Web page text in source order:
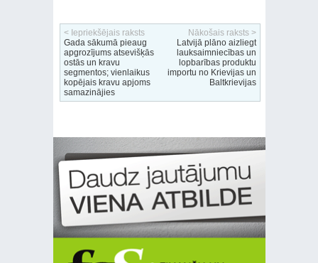
< Iepriekšējais raksts
Gada sākumā pieaug
apgrozījums atsevišķās
ostās un kravu
segmentos; vienlaikus
kopējais kravu apjoms
samazinājies
Nākošais raksts >
Latvijā plāno aizliegt
lauksaimniecības un
lopbarības produktu
importu no Krievijas un
Baltkrievijas